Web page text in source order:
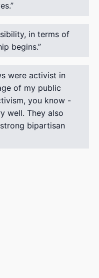
in terms of
begins.
were activist in
of my public
you know -
well. They also
bipartisan